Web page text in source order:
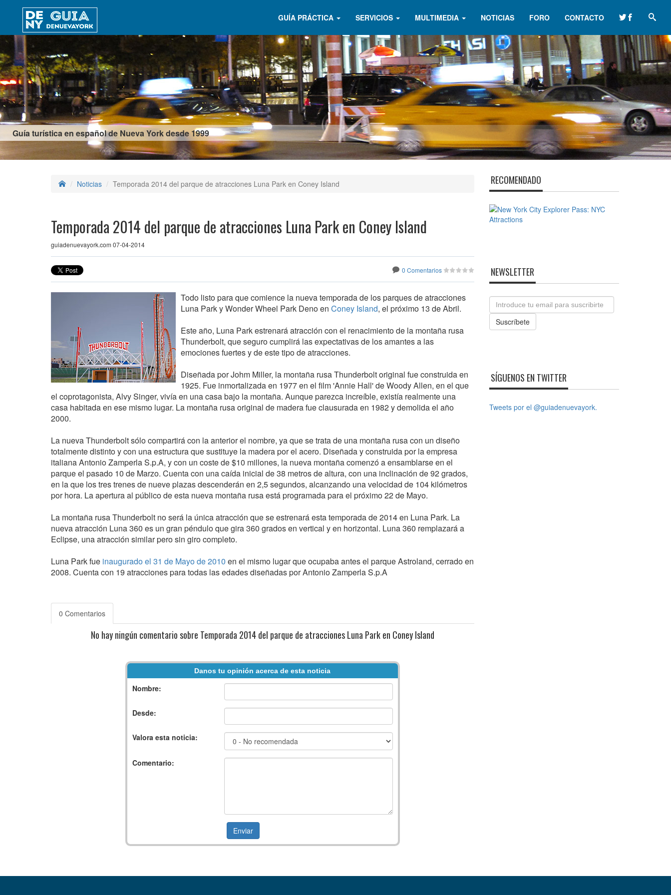
Guía turística en español de Nueva York desde 1999
GUÍA PRÁCTICA SERVICIOS MULTIMEDIA NOTICIAS FORO CONTACTO
Noticias Temporada 2014 del parque de atracciones Luna Park en Coney Island
Temporada 2014 del parque de atracciones Luna Park en Coney Island
guiadenuevayork.com 07-04-2014
0 Comentarios
Todo listo para que comience la nueva temporada de los parques de atracciones
Luna Park y Wonder Wheel Park Deno en Coney Island, el próximo 13 de Abril.
Este año, Luna Park estrenará atracción con el renacimiento de la montaña rusa
Thunderbolt, que seguro cumplirá las expectativas de los amantes a las
emociones fuertes y de este tipo de atracciones.
Diseñada por Johm Miller, la montaña rusa Thunderbolt original fue construida en
1925. Fue inmortalizada en 1977 en el film 'Annie Hall' de Woody Allen, en el que
el coprotagonista, Alvy Singer, vivía en una casa bajo la montaña. Aunque parezca increíble, existía realmente una
casa habitada en ese mismo lugar. La montaña rusa original de madera fue clausurada en 1982 y demolida el año
2000.
La nueva Thunderbolt sólo compartirá con la anterior el nombre, ya que se trata de una montaña rusa con un diseño
totalmente distinto y con una estructura que sustituye la madera por el acero. Diseñada y construida por la empresa
italiana Antonio Zamperla S.p.A, y con un coste de $10 millones, la nueva montaña comenzó a ensamblarse en el
parque el pasado 10 de Marzo. Cuenta con una caída inicial de 38 metros de altura, con una inclinación de 92 grados,
en la que los tres trenes de nueve plazas descenderán en 2,5 segundos, alcanzando una velocidad de 104 kilómetros
por hora. La apertura al público de esta nueva montaña rusa está programada para el próximo 22 de Mayo.
La montaña rusa Thunderbolt no será la única atracción que se estrenará esta temporada de 2014 en Luna Park. La
nueva atracción Luna 360 es un gran péndulo que gira 360 grados en vertical y en horizontal. Luna 360 remplazará a
Eclipse, una atracción similar pero sin giro completo.
Luna Park fue inaugurado el 31 de Mayo de 2010 en el mismo lugar que ocupaba antes el parque Astroland, cerrado en
2008. Cuenta con 19 atracciones para todas las edades diseñadas por Antonio Zamperla S.p.A
0 Comentarios
No hay ningún comentario sobre Temporada 2014 del parque de atracciones Luna Park en Coney Island
Danos tu opinión acerca de esta noticia
Nombre:
Desde:
Valora esta noticia:
Comentario:
RECOMENDADO
NEWSLETTER
Email
Suscríbete
SÍGUENOS EN TWITTER
Tweets por el @guiadenuevayork.